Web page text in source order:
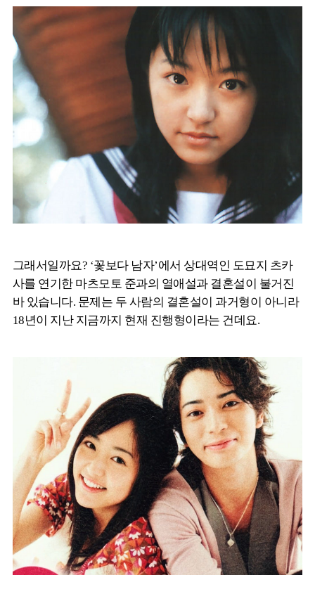
그래서일까요? ‘꽃보다 남자’에서 상대역인 도묘지 츠카
사를 연기한 마츠모토 준과의 열애설과 결혼설이 불거진
바 있습니다. 문제는 두 사람의 결혼설이 과거형이 아니라
18년이 지난 지금까지 현재 진행형이라는 건데요.